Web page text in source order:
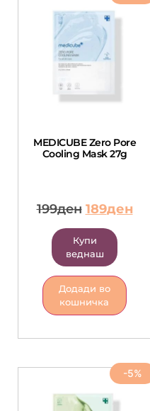
MEDICUBE Zero Pore
Cooling Mask 27g
199ден 189ден
Купи
веднаш
Додади во
кошничка
-5%